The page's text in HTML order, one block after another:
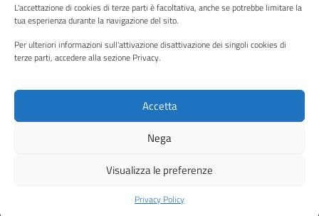
L'accettazione di cookies di terze parti è facoltativa, anche se potrebbe limitare la
tua esperienza durante la navigazione del sito.
Per ulteriori informazioni sull'attivazione disattivazione dei singoli cookies di
terze parti, accedere alla sezione Privacy.
Accetta
Nega
Visualizza le preferenze
Privacy Policy
Piano di miglioramento del sito
Instagram